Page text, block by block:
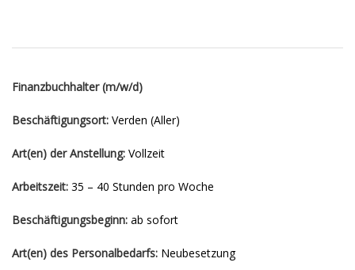
Finanzbuchhalter (m/w/d)
Beschäftigungsort: Verden (Aller)
Art(en) der Anstellung: Vollzeit
Arbeitszeit: 35 – 40 Stunden pro Woche
Beschäftigungsbeginn: ab sofort
Art(en) des Personalbedarfs: Neubesetzung